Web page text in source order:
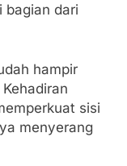
bagian dari
hampir
sisi
menyerang